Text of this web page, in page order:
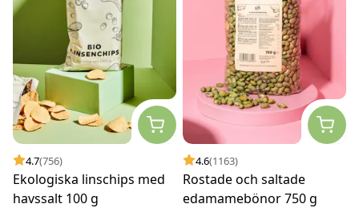
4.7(756)
Ekologiska linschips med
havssalt 100 g
4.6(1163)
Rostade och saltade
edamamebönor 750 g